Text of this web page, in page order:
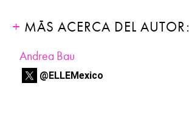
MÁS ACERCA DEL AUTOR:
Andrea Bau
@ELLEMexico